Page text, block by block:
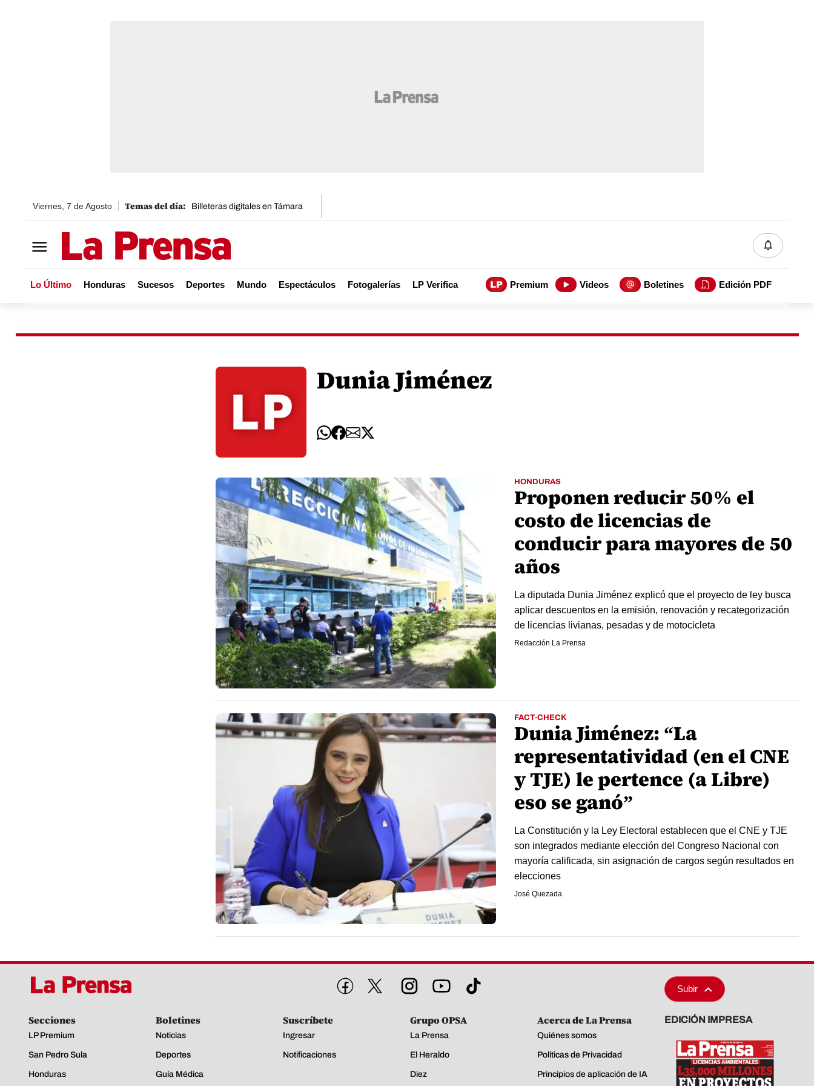
Viernes, 7 de Agosto Billeteras digitales en Támara
Lo Último Honduras Sucesos Deportes Mundo Espectáculos Fotogalerías LP Verifica Premium Videos Boletines Edición PDF
Dunia Jiménez
HONDURAS
Proponen reducir 50% el
costo de licencias de
conducir para mayores de 50
años
La diputada Dunia Jiménez explicó que el proyecto de ley busca
aplicar descuentos en la emisión, renovación y recategorización
de licencias livianas, pesadas y de motocicleta
Redacción La Prensa
FACT-CHECK
Dunia Jiménez: “La
representatividad (en el CNE
y TJE) le pertence (a Libre)
eso se ganó”
La Constitución y la Ley Electoral establecen que el CNE y TJE
son integrados mediante elección del Congreso Nacional con
mayoría calificada, sin asignación de cargos según resultados en
elecciones
José Quezada
Subir
Secciones
LP Premium
San Pedro Sula
Honduras
Boletines
Noticias
Deportes
Guía Médica
Suscríbete
Ingresar
Notificaciones
Grupo OPSA
La Prensa
El Heraldo
Diez
Acerca de La Prensa
Quiénes somos
Políticas de Privacidad
Principios de aplicación de IA
EDICIÓN IMPRESA